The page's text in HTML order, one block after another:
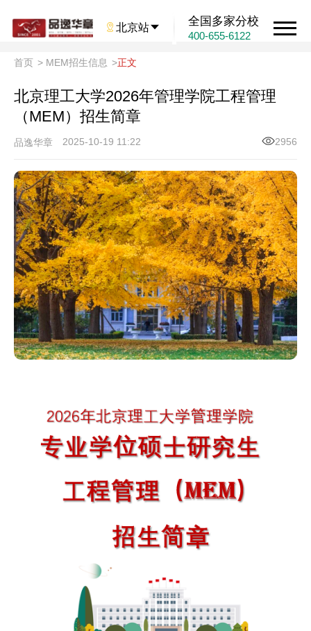
北京站 全国多家分校
400-655-6122
首页 > MEM招生信息 >正文
北京理工大学2026年管理学院工程管理
（MEM）招生简章
品逸华章 2025-10-19 11:22 2956